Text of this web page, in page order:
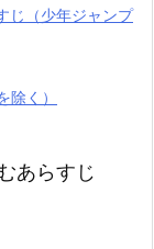
じ（少年ジャンプ
く）
あらすじ